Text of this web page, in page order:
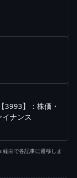
3993】：株価・
ナンス
由で各記事に遷移しま